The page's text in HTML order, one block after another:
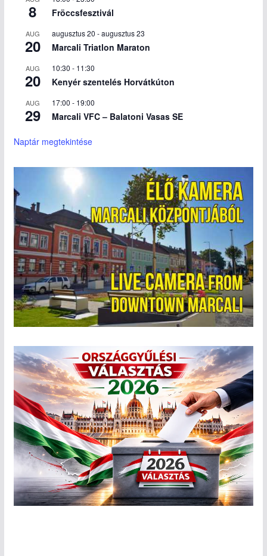
8 Fröccsfesztivál
AUG
20
augusztus 20 -augusztus 23
Marcali Triatlon Maraton
AUG
20
10:30 - 11:30
Kenyér szentelés Horvátkúton
AUG
29
17:00 - 19:00
Marcali VFC – Balatoni Vasas SE
Naptár megtekintése